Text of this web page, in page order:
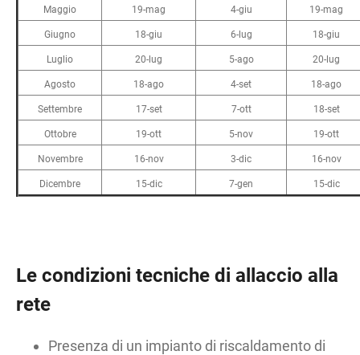
Maggio 19-mag 4-giu 19-mag
Giugno 18-giu 6-lug 18-giu
Luglio 20-lug 5-ago 20-lug
Agosto 18-ago 4-set 18-ago
Settembre 17-set 7-ott 18-set
Ottobre 19-ott 5-nov 19-ott
Novembre 16-nov 3-dic 16-nov
Dicembre 15-dic 7-gen 15-dic
Le condizioni tecniche di allaccio alla
rete
Presenza di un impianto di riscaldamento di